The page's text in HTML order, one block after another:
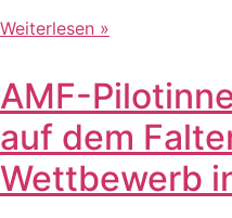
Weiterlesen »
AMF-
auf dem
Wettbewerb